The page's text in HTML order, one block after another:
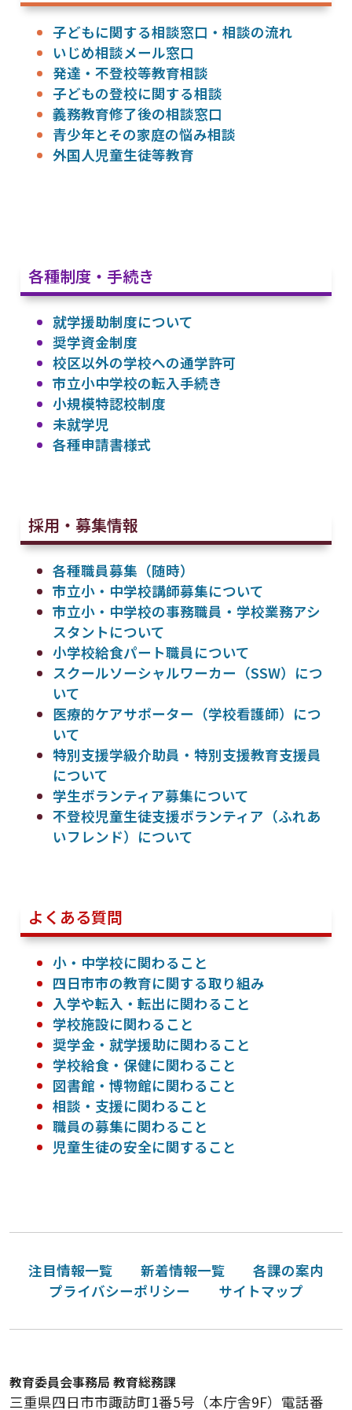
子どもに関する相談窓口・相談の流れ
いじめ相談メール窓口
発達・不登校等教育相談
子どもの登校に関する相談
義務教育修了後の相談窓口
青少年とその家庭の悩み相談
外国人児童生徒等教育
各種制度・手続き
就学援助制度について
奨学資金制度
校区以外の学校への通学許可
市立小中学校の転入手続き
小規模特認校制度
未就学児
各種申請書様式
採用・募集情報
各種職員募集（随時）
市立小・中学校講師募集について
市立小・中学校の事務職員・学校業務アシ
スタントについて
小学校給食パート職員について
スクールソーシャルワーカー（SSW）につ
いて
医療的ケアサポーター（学校看護師）につ
いて
特別支援学級介助員・特別支援教育支援員
について
学生ボランティア募集について
不登校児童生徒支援ボランティア（ふれあ
いフレンド）について
よくある質問
小・中学校に関わること
四日市市の教育に関する取り組み
入学や転入・転出に関わること
学校施設に関わること
奨学金・就学援助に関わること
学校給食・保健に関わること
図書館・博物館に関わること
相談・支援に関わること
職員の募集に関わること
児童生徒の安全に関すること
注目情報一覧 新着情報一覧
各課の案内
プライバシーポリシー
サイトマップ
教育委員会事務局 教育総務課
三重県四日市市諏訪町1番5号（本庁舎9F）電話番